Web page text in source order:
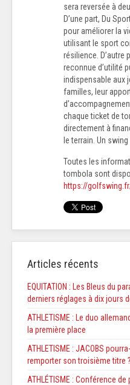
sera reversée à
D’une part, Du
pour améliorer la
utilisant le sport
résilience. D’autre
reconnue d’utilité
indispensable aux
familles, leur
chaque ticket de
directement à
le terrain. Un
Toutes les
tombola sont
https://
Articles récents
EQUITATION : Les Bleus du
derniers réglages à dix jours
ATHLETISME : Le duo
la première place
ATHLETISME : JACOBS
remporter son troisième titre ?
ATHLÉTISME : Conférence